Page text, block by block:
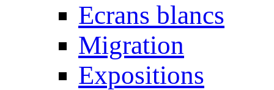
Ecrans blancs
Migration
Expositions